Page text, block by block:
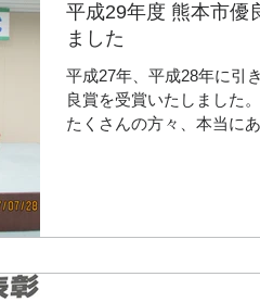
平成29年度 熊本市優
ました
平成27年、平成28年に引
良賞を受賞いたしました
たくさんの方々、本当に